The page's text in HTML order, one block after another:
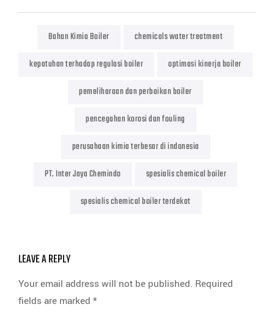
Bahan Kimia Boiler
chemicals water treatment
kepatuhan terhadap regulasi boiler
optimasi kinerja boiler
pemeliharaan dan perbaikan boiler
pencegahan korosi dan fouling
perusahaan kimia terbesar di indonesia
PT. Inter Jaya Chemindo
spesialis chemical boiler
spesialis chemical boiler terdekat
LEAVE A REPLY
Your email address will not be published. Required
fields are marked *